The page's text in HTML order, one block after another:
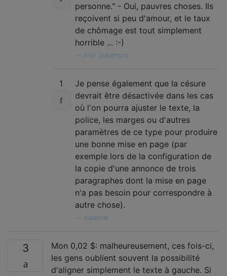
personne." - Oui, pauvres choses. Ils
reçoivent si peu d'amour, et le taux
de chômage est tout simplement
horrible ... :-)
Alan Gilbertson
1
Je pense également que la césure
devrait être désactivée dans les cas
où l'on pourra ajuster le texte, la
police, les marges ou d'autres
paramètres de ce type pour produire
une bonne mise en page (par
exemple lors de la configuration de
la copie d'une annonce de trois
paragraphes dont la mise en page
n'a pas besoin pour correspondre à
autre chose).
supercat
3
Mon 0,02 $: malheureusement, ces fois-ci,
les gens oublient souvent la possibilité
d'aligner simplement le texte à gauche. Si